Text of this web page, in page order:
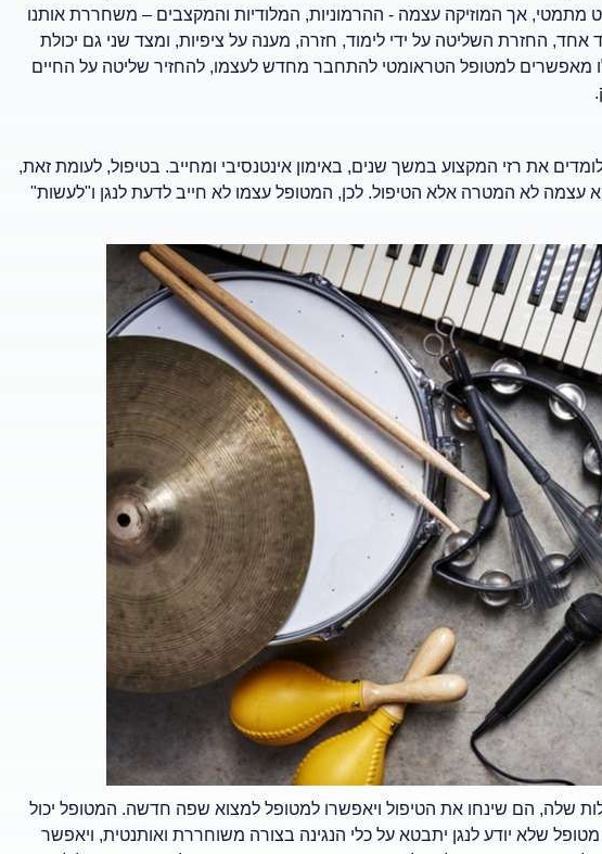
מתמטי, אך המוזיקה עצמה - ההרמוניות, המלודיות והמקצבים – משחררת אותנו
אחד, החזרת השליטה על ידי לימוד, חזרה, מענה על ציפיות, ומצד שני גם יכולת
מאפשרים למטופל הטראומטי להתחבר מחדש לעצמו, להחזיר שליטה על החיים
לומדים את רזי המקצוע במשך שנים, באימון אינטנסיבי ומחייב. בטיפול, לעומת זאת,
עצמה לא המטרה אלא הטיפול. לכן, המטופל עצמו לא חייב לדעת לנגן ו"לעשות"
שלה, הם שינחו את הטיפול ויאפשרו למטופל למצוא שפה חדשה. המטופל יכול
שלא יודע לנגן יתבטא על כלי הנגינה בצורה משוחררת ואותנטית, ויאפשר